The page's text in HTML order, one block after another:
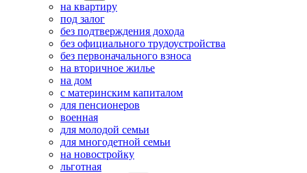
на квартиру
под залог
без подтверждения дохода
без официального трудоустройства
без первоначального взноса
на вторичное жилье
на дом
с материнским капиталом
для пенсионеров
военная
для молодой семьи
для многодетной семьи
на новостройку
льготная